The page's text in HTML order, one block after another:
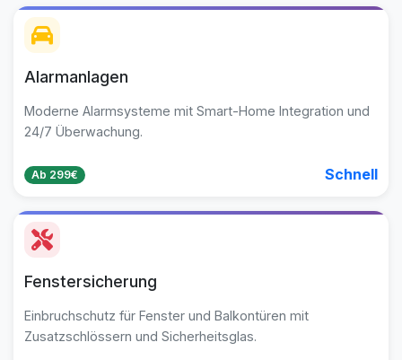
Alarmanlagen
Moderne Alarmsysteme mit Smart-Home Integration und
24/7 Überwachung.
Ab 299€ Schnell
Fenstersicherung
Einbruchschutz für Fenster und Balkontüren mit
Zusatzschlössern und Sicherheitsglas.